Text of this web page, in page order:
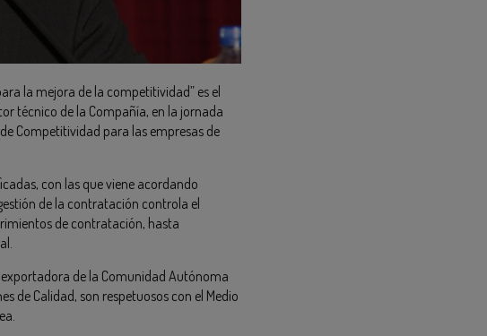
la mejora de la competitividad” es el
técnico de la Compañía, en la jornada
Competitividad para las empresas de
con las que viene acordando
de la contratación controla el
de contratación, hasta
de la Comunidad Autónoma
de Calidad, son respetuosos con el Medio